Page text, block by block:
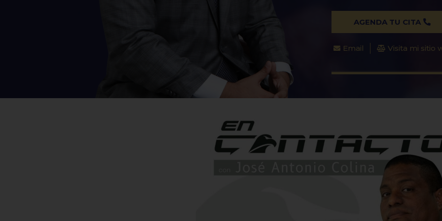
AGENDA TU CITA
Email Visita mi sitio